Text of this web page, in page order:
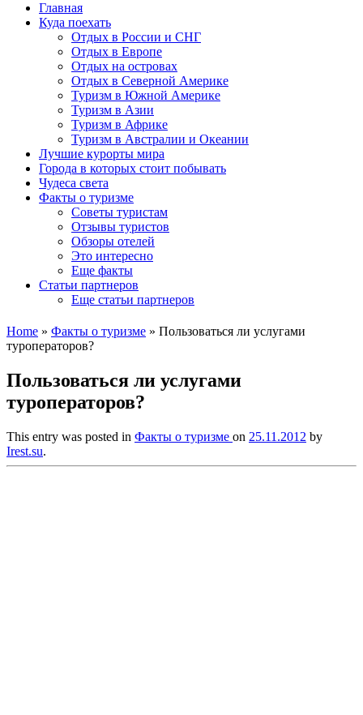
Главная
Куда поехать
Отдых в России и СНГ
Отдых в Европе
Отдых на островах
Отдых в Северной Америке
Туризм в Южной Америке
Туризм в Азии
Туризм в Африке
Туризм в Австралии и Океании
Лучшие курорты мира
Города в которых стоит побывать
Чудеса света
Факты о туризме
Советы туристам
Отзывы туристов
Обзоры отелей
Это интересно
Еще факты
Статьи партнеров
Еще статьи партнеров
Home » Факты о туризме » Пользоваться ли услугами
туроператоров?
Пользоваться ли услугами
туроператоров?
This entry was posted in Факты о туризме on 25.11.2012 by
Irest.su.